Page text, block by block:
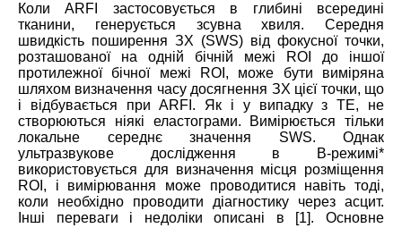
Коли ARFI застосовується в глибині всередині
тканини, генерується зсувна хвиля. Середня
швидкість поширення ЗХ (SWS) від фокусної точки,
розташованої на одній бічній межі ROI до іншої
протилежної бічної межі ROI, може бути виміряна
шляхом визначення часу досягнення ЗХ цієї точки, що
і відбувається при ARFI. Як і у випадку з TE, не
створюються ніякі еластограми. Вимірюється тільки
локальне середнє значення SWS. Однак
ультразвукове дослідження в В-режимі*
використовується для визначення місця розміщення
ROI, і вимірювання може проводитися навіть тоді,
коли необхідно проводити діагностику через асцит.
Інші переваги і недоліки описані в [1]. Основне